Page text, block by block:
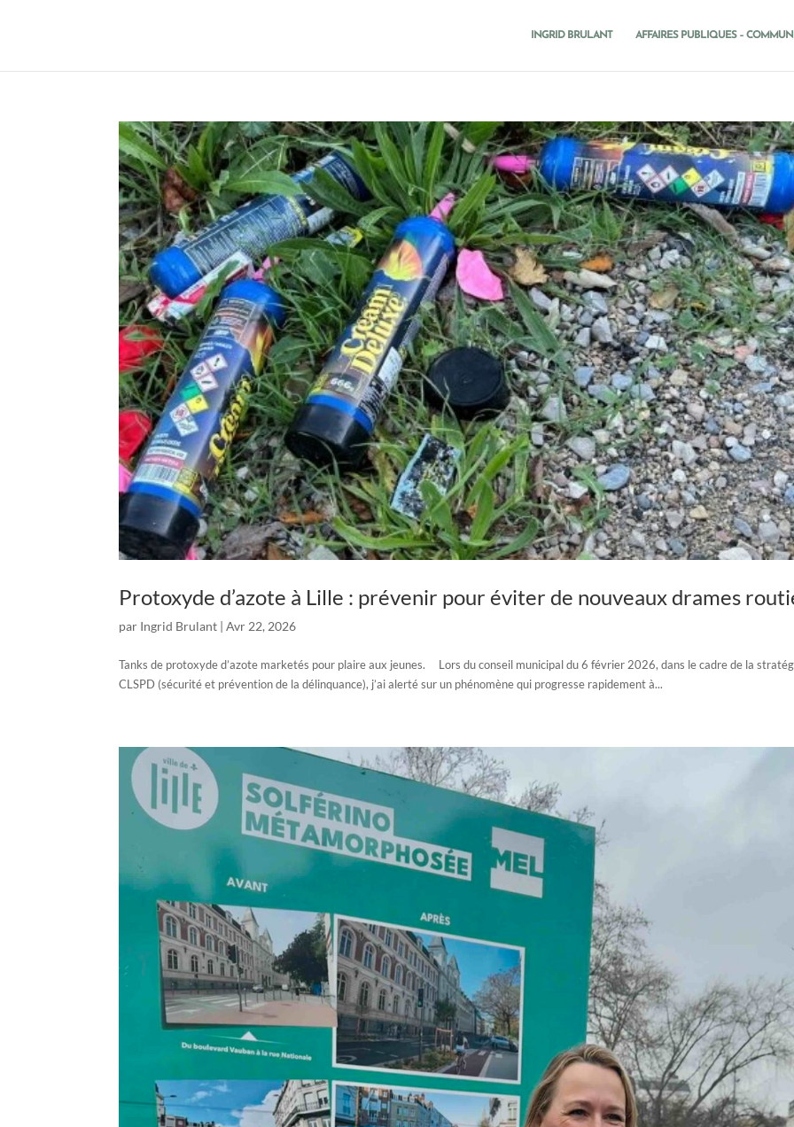
INGRID BRULANT AFFAIRES PUBLIQUES –
Protoxyde d’azote à Lille : prévenir pour éviter de nouveaux drames
par Ingrid Brulant |Avr 22, 2026
Tanks de protoxyde d’azote marketés pour plaire aux jeunes. Lors du conseil municipal du 6 février 2026, dans le cadre de la
CLSPD (sécurité et prévention de la délinquance), j’ai alerté sur un phénomène qui progresse rapidement à...